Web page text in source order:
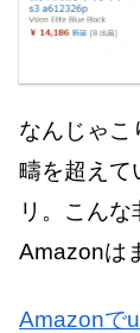
なんじゃ
疇を超えて
リ。こんな
Amazonは
Amazonで